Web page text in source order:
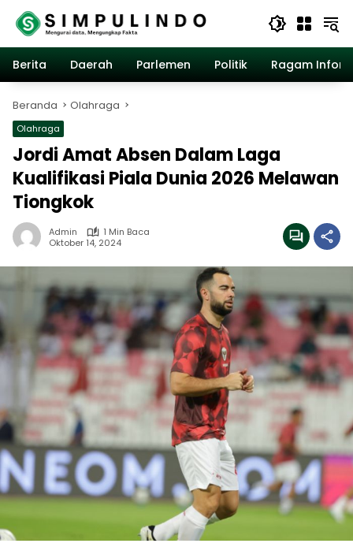
Langsung
konten
Berita
Daerah Parlemen Politik Ragam
Beranda Olahraga
Olahraga
Jordi Amat Absen Dalam Laga
Kualifikasi Piala Dunia 2026 Melawan
Tiongkok
Admin
1 Min Baca
Oktober 14, 2024